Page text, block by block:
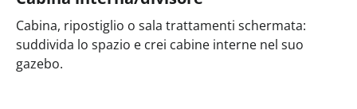
Cabina, ripostiglio o sala trattamenti schermata:
suddivida lo spazio e crei cabine interne nel suo
gazebo.